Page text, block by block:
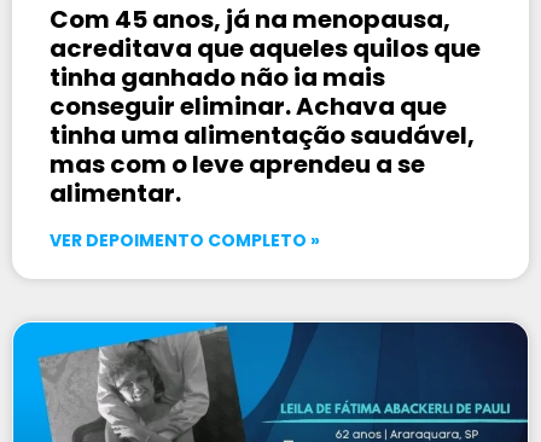
Com 45 anos, já na menopausa,
acreditava que aqueles quilos que
tinha ganhado não ia mais
conseguir eliminar. Achava que
tinha uma alimentação saudável,
mas com o leve aprendeu a se
alimentar.
VER DEPOIMENTO COMPLETO »